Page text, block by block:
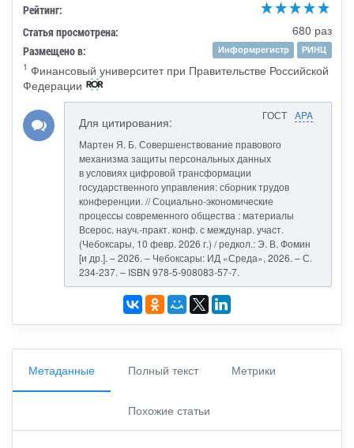
Рейтинг:
Статья просмотрена:
680 раз
Размещено в: Информрегистр
РИНЦ
1 Финансовый университет при Правительстве Российской
Федерации
ГОСТ APA
Для цитирования:
Мартен Я. Б. Совершенствование правового
механизма защиты персональных данных
в условиях цифровой трансформации
государственного управления: сборник трудов
конференции. // Социально-экономические
процессы современного общества : материалы
Всерос. науч.-практ. конф. с междунар. участ.
(Чебоксары, 10 февр. 2026 г.) / редкол.: Э. В. Фомин
[и др.]. – 2026. – Чебоксары: ИД «Среда», 2026. – С.
234-237. – ISBN 978-5-908083-57-7.
Метаданные Полный текст Метрики
Похожие статьи